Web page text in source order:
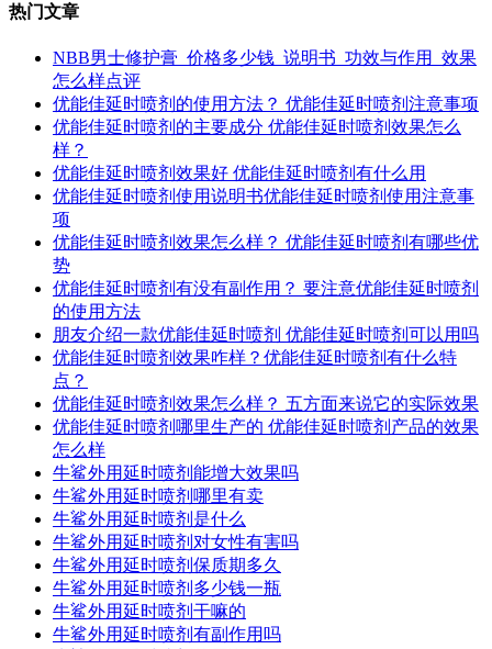
热门文章
NBB男士修护膏_价格多少钱_说明书_功效与作用_效果
怎么样点评
优能佳延时喷剂的使用方法？ 优能佳延时喷剂注意事项
优能佳延时喷剂的主要成分 优能佳延时喷剂效果怎么
样？
优能佳延时喷剂效果好 优能佳延时喷剂有什么用
优能佳延时喷剂使用说明书优能佳延时喷剂使用注意事
项
优能佳延时喷剂效果怎么样？ 优能佳延时喷剂有哪些优
势
优能佳延时喷剂有没有副作用？ 要注意优能佳延时喷剂
的使用方法
朋友介绍一款优能佳延时喷剂 优能佳延时喷剂可以用吗
优能佳延时喷剂效果咋样？优能佳延时喷剂有什么特
点？
优能佳延时喷剂效果怎么样？ 五方面来说它的实际效果
优能佳延时喷剂哪里生产的 优能佳延时喷剂产品的效果
怎么样
牛鲨外用延时喷剂能增大效果吗
牛鲨外用延时喷剂哪里有卖
牛鲨外用延时喷剂是什么
牛鲨外用延时喷剂对女性有害吗
牛鲨外用延时喷剂保质期多久
牛鲨外用延时喷剂多少钱一瓶
牛鲨外用延时喷剂干嘛的
牛鲨外用延时喷剂有副作用吗